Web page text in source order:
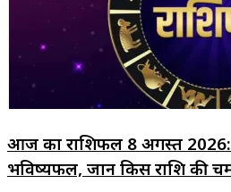
आज का राशिफल 8 अगस्त 2026:
भविष्यफल, जानें किस राशि की